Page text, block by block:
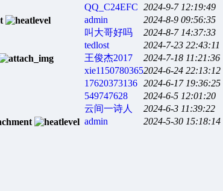
QQ_C24EFC 2024-9-7 12:19:49
admin
2024-8-9 09:56:35
叫大哥好吗
2024-8-7 14:37:33
tedlost
2024-7-23 22:43:11
王俊杰2017
2024-7-18 11:21:36
xie11507803652024-6-24 22:13:12
17620373136 2024-6-17 19:36:25
549747628
2024-6-5 12:01:20
云间一诗人
2024-6-3 11:39:22
admin
2024-5-30 15:18:14